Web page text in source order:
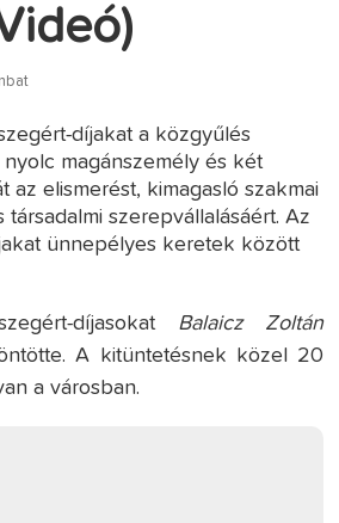
díjakat a közgyűlés
magánszemély és két
az elismerést, kimagasló szakmai
szerepvállalásáért. Az
ünnepélyes keretek között
díjasokat Balaicz Zoltán
A kitüntetésnek közel 20
a városban.